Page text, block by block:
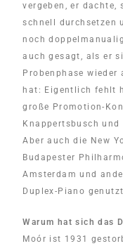
vergeben, er dachte,
schnell durchsetzen
noch
auch gesagt, als er
Probenphase
hat: Eigentlich fehlt
große Promotion-
Knappertsbusch
Aber auch die New
Budapester
Amsterdam und
Duplex-Piano
Warum hat sich das
Moór ist 1931